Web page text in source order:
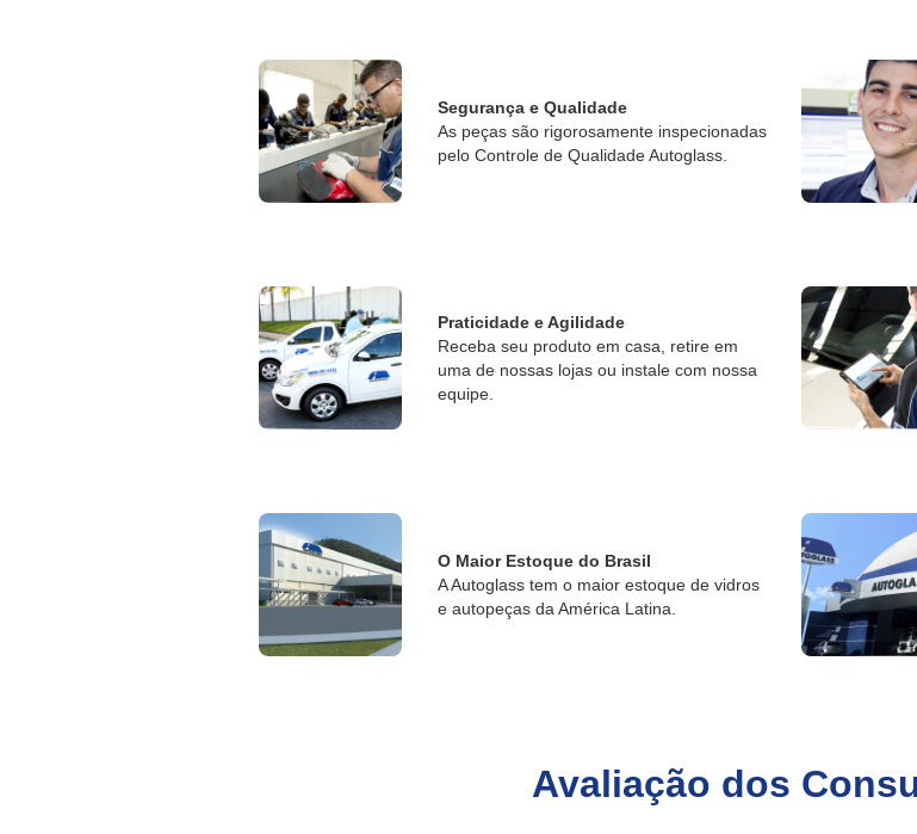
Segurança e Qualidade
As peças são rigorosamente inspecionadas
pelo Controle de Qualidade Autoglass.
Praticidade e Agilidade
Receba seu produto em casa, retire em
uma de nossas lojas ou instale com nossa
equipe.
O Maior Estoque do Brasil
A Autoglass tem o maior estoque de vidros
e autopeças da América Latina.
Avaliação dos